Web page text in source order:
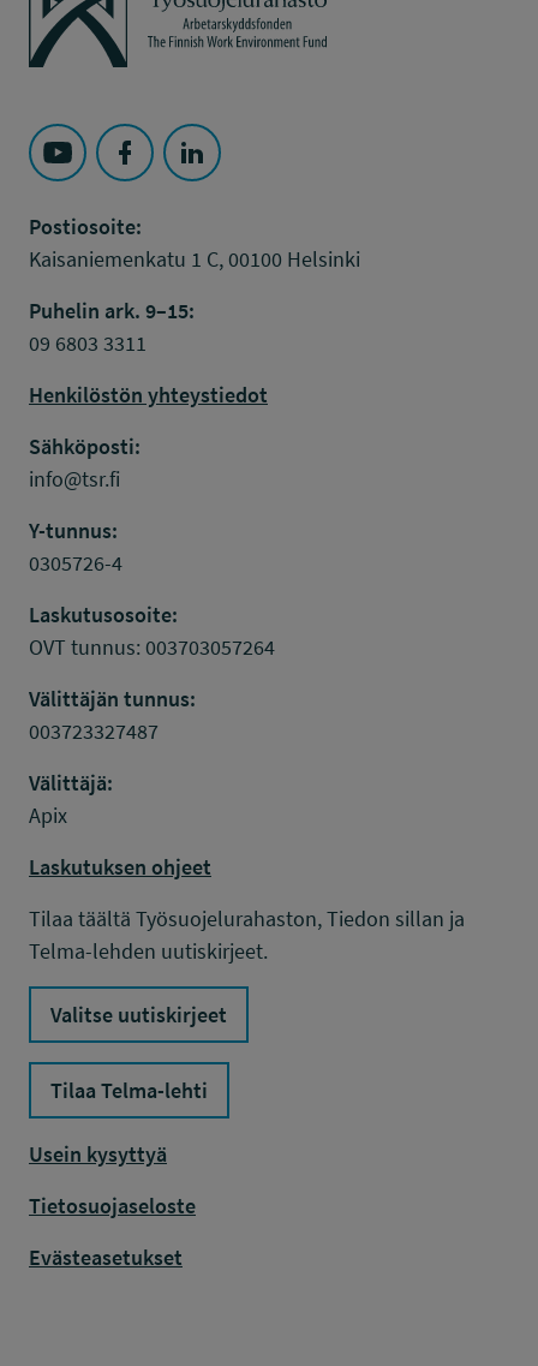
Seuraa Työsuojelurahasto kohteessa: YouTube
Seuraa Työsuojelurahasto kohteessa:
Seuraa Työsuojelurahasto kohteessa:
Postiosoite:
Kaisaniemenkatu 1 C, 00100 Helsinki
Puhelin ark. 9–15:
09 6803 3311
Henkilöstön yhteystiedot
Sähköposti:
info@tsr.fi
Y-tunnus:
0305726-4
Laskutusosoite:
OVT tunnus: 003703057264
Välittäjän tunnus:
003723327487
Välittäjä:
Apix
Laskutuksen ohjeet
Tilaa täältä Työsuojelurahaston, Tiedon sillan ja
Telma-lehden uutiskirjeet.
Valitse uutiskirjeet
Tilaa Telma-lehti
Usein kysyttyä
Tietosuojaseloste
Evästeasetukset